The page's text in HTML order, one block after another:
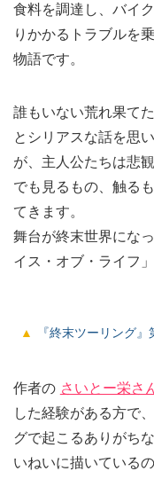
食料を調達し、バイ
りかかるトラブルを
物語です。
誰もいない荒れ果て
とシリアスな話を思
が、主人公たちは悲
でも見るもの、触る
てきます。
舞台が終末世界にな
イス・オブ・ライフ
『終末ツーリング
作者の さいとー栄さ
した経験がある方で
グで起こるありがち
いねいに描いている